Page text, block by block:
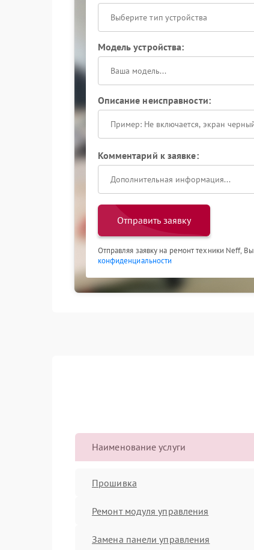
Выберите тип устройства
Модель устройства:
Описание неисправности:
Комментарий к заявке:
Отправить заявку
Отправляя заявку на ремонт техники Neff,
конфиденциальности
Наименование услуги
Прошивка
Ремонт модуля управления
Замена панели управления